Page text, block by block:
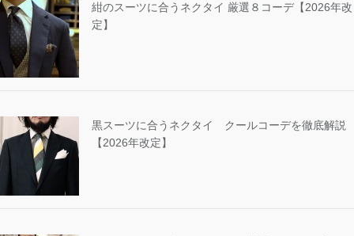
紺のスーツに合うネクタイ 厳選８コーデ【2026年改
定】
黒スーツに合うネクタイ クールコーデを徹底解説
【2026年改定】